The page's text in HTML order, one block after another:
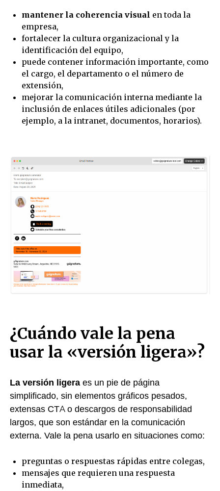
mantener la coherencia visual en toda la
empresa,
fortalecer la cultura organizacional y la
identificación del equipo,
puede contener información importante, como
el cargo, el departamento o el número de
extensión,
mejorar la comunicación interna mediante la
inclusión de enlaces útiles adicionales (por
ejemplo, a la intranet, documentos, horarios).
¿Cuándo vale la pena
usar la «versión ligera»?
La versión ligera es un pie de página
simplificado, sin elementos gráficos pesados,
extensas CTA o descargos de responsabilidad
largos, que son estándar en la comunicación
externa. Vale la pena usarlo en situaciones como:
preguntas o respuestas rápidas entre colegas,
mensajes que requieren una respuesta
inmediata,